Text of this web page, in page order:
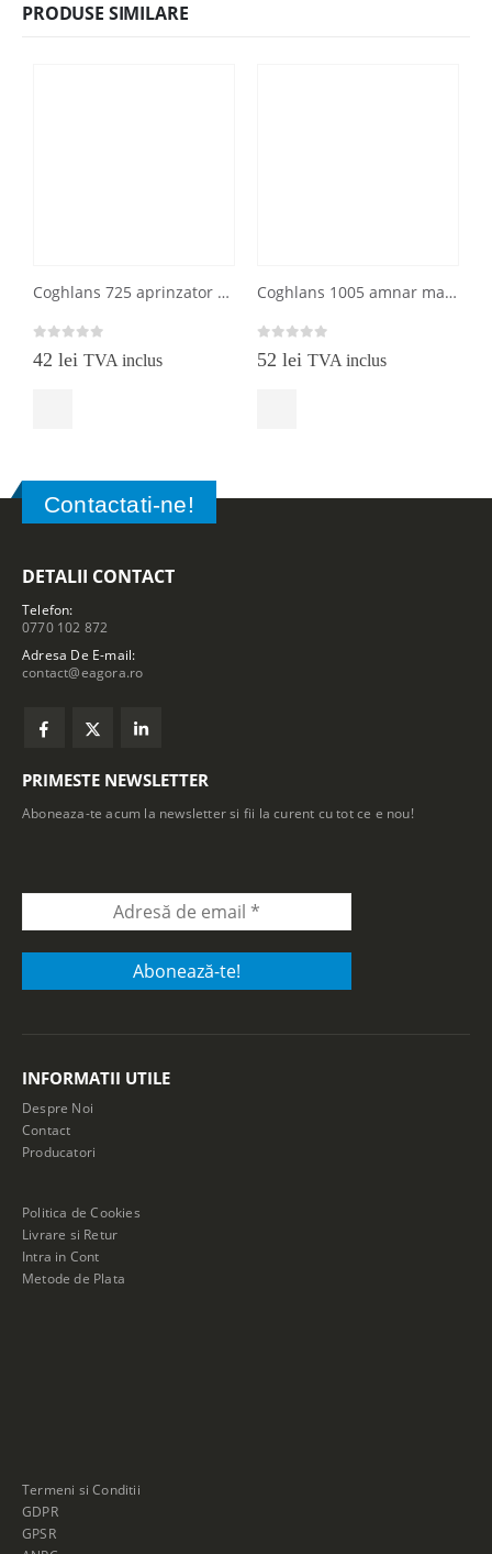
PRODUSE SIMILARE
Coghlans 725 aprinzator piezoelectric
42 lei TVA inclus
Coghlans 1005 amnar mare cu percutor, pentru aprins focul
52 lei TVA inclus
Contactati-ne!
DETALII CONTACT
Telefon:
0770 102 872
Adresa De E-mail:
contact@eagora.ro
PRIMESTE NEWSLETTER
Aboneaza-te acum la newsletter si fii la curent cu tot ce e nou!
INFORMATII UTILE
Despre Noi
Contact
Producatori
Politica de Cookies
Livrare si Retur
Intra in Cont
Metode de Plata
Termeni si Conditii
GDPR
GPSR